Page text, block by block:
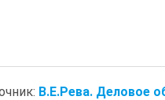
В.Е.Рева. Деловое